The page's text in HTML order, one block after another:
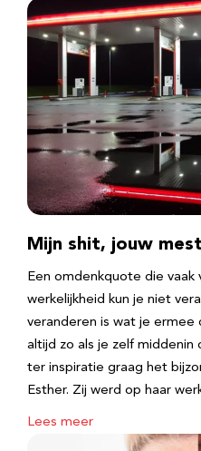
Mijn shit, jouw mest
Een omdenkquote die vaak
werkelijkheid kun je niet
veranderen is wat je
altijd zo als je zelf middenin
ter inspiratie graag het
Esther. Zij werd op haar
Lees meer